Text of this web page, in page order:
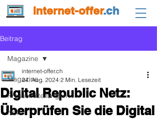
internet-offer.ch
Beitrag
Magazine
Pressemitteilungen
News
Magazine
Digital Republic Netz:
Überprüfen Sie die Digital
internet-offer.ch
24. Aug. 2024 2 Min. Lesezeit